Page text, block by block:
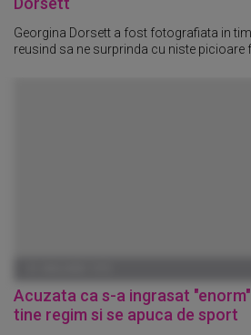
Georgina Dorsett a fost fotografiata in
reusind sa ne surprinda cu niste picioare
Acuzata ca s-a ingrasat
tine regim si se apuca de sport